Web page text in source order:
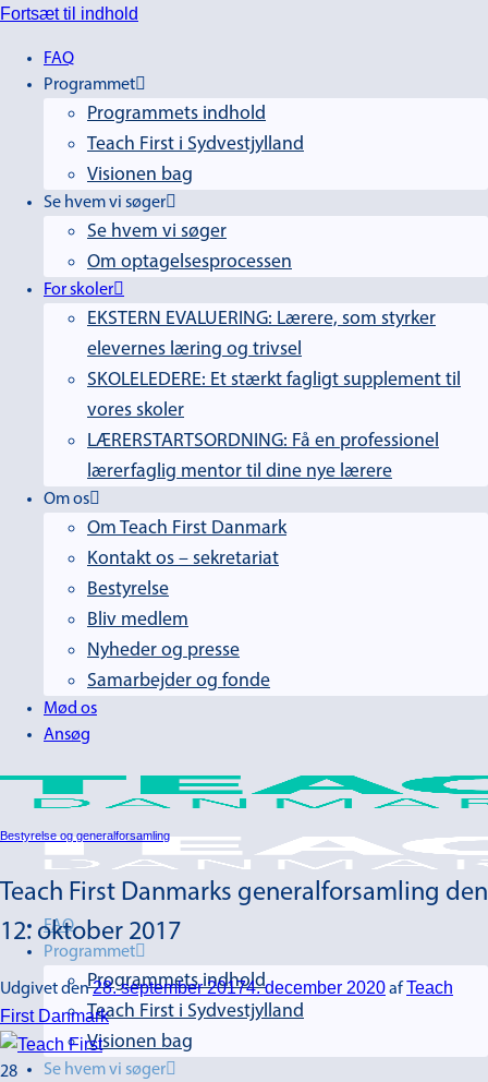
Fortsæt til indhold
FAQ
Programmet
Programmets indhold
Teach First i Sydvestjylland
Visionen bag
Se hvem vi søger
Se hvem vi søger
Om optagelsesprocessen
For skoler
EKSTERN EVALUERING: Lærere, som styrker
elevernes læring og trivsel
SKOLELEDERE: Et stærkt fagligt supplement til
vores skoler
LÆRERSTARTSORDNING: Få en professionel
lærerfaglig mentor til dine nye lærere
Om os
Om Teach First Danmark
Kontakt os – sekretariat
Bestyrelse
Bliv medlem
Nyheder og presse
Samarbejder og fonde
Mød os
Ansøg
FAQ
Programmet
Programmets indhold
Teach First i Sydvestjylland
Visionen bag
Se hvem vi søger
Bestyrelse og generalforsamling
Teach First Danmarks generalforsamling den
12. oktober 2017
Udgivet den28. september 20174. december 2020afTeach
First Danmark
28